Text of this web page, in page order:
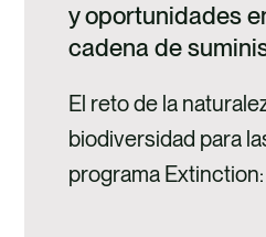
y oportunidades
cadena de
El reto de la
biodiversidad para
programa